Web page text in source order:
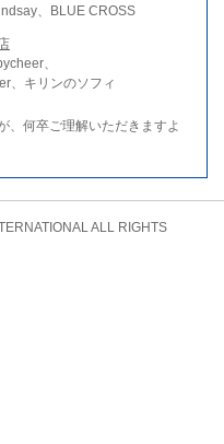
、BLUE CROSS
、
、キリンのソフィ
、何卒ご理解いただきますよ